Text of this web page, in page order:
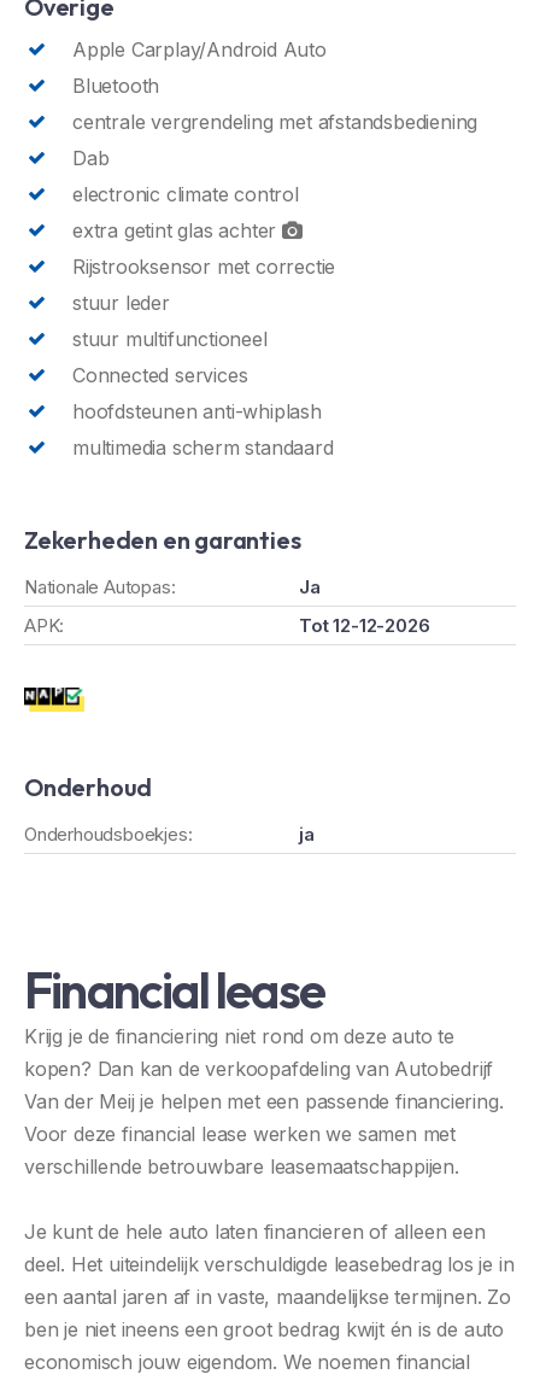
Overige
Apple Carplay/Android Auto
Bluetooth
centrale vergrendeling met afstandsbediening
Dab
electronic climate control
extra getint glas achter
Rijstrooksensor met correctie
stuur leder
stuur multifunctioneel
Connected services
hoofdsteunen anti-whiplash
multimedia scherm standaard
Zekerheden en garanties
Nationale Autopas:
Ja
APK:
Tot 12-12-2026
Onderhoud
Onderhoudsboekjes: ja
Financial lease
Krijg je de financiering niet rond om deze auto te
kopen? Dan kan de verkoopafdeling van Autobedrijf
Van der Meij je helpen met een passende financiering.
Voor deze financial lease werken we samen met
verschillende betrouwbare leasemaatschappijen.
Je kunt de hele auto laten financieren of alleen een
deel. Het uiteindelijk verschuldigde leasebedrag los je in
een aantal jaren af in vaste, maandelijkse termijnen. Zo
ben je niet ineens een groot bedrag kwijt én is de auto
economisch jouw eigendom. We noemen financial